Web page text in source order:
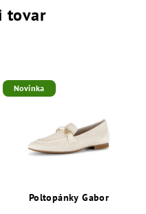
tovar
Novinka
Poltopánky Gabor